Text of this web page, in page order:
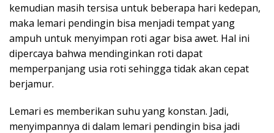
kemudian masih tersisa untuk beberapa hari kedepan,
maka lemari pendingin bisa menjadi tempat yang
ampuh untuk menyimpan roti agar bisa awet. Hal ini
dipercaya bahwa mendinginkan roti dapat
memperpanjang usia roti sehingga tidak akan cepat
berjamur.
Lemari es memberikan suhu yang konstan. Jadi,
menyimpannya di dalam lemari pendingin bisa jadi